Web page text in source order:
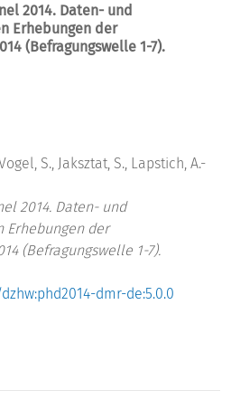
2014. Daten- und
Erhebungen der
(Befragungswelle 1-7).
S., Jaksztat, S., Lapstich, A.-
2014. Daten- und
Erhebungen der
(Befragungswelle 1-7).
dmr-de:5.0.0